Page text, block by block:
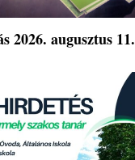
2026. augusztus 11.